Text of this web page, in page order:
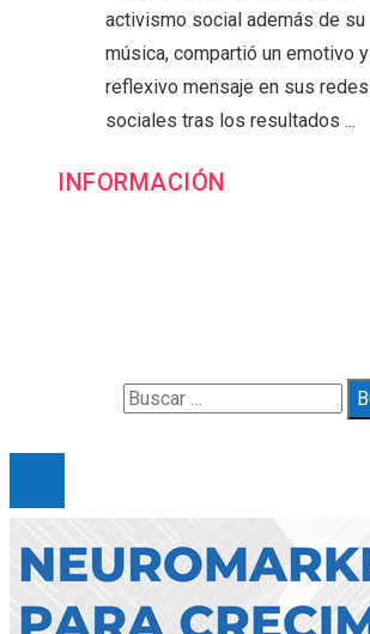
activismo social además de su
música, compartió un emotivo y
reflexivo mensaje en sus redes
sociales tras los resultados ...
INFORMACIÓN